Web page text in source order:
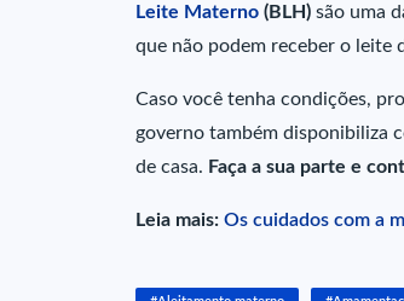
Leite Materno (BLH) são uma
que não podem receber o leite
Caso você tenha condições,
governo também disponibiliza
de casa. Faça a sua parte e
Leia mais: Os cuidados com a